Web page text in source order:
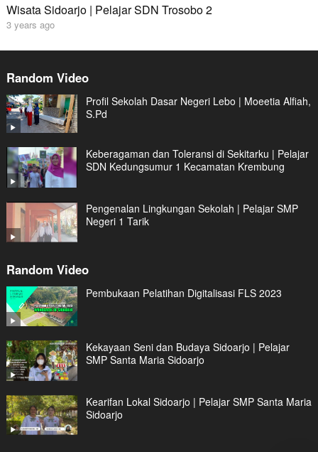
Wisata Sidoarjo | Pelajar SDN Trosobo 2
3 years ago
Random Video
Profil Sekolah Dasar Negeri Lebo | Moeetia Alfiah,
S.Pd
Keberagaman dan Toleransi di Sekitarku | Pelajar
SDN Kedungsumur 1 Kecamatan Krembung
Pengenalan Lingkungan Sekolah | Pelajar SMP
Negeri 1 Tarik
Random Video
Pembukaan Pelatihan Digitalisasi FLS 2023
Kekayaan Seni dan Budaya Sidoarjo | Pelajar
SMP Santa Maria Sidoarjo
Kearifan Lokal Sidoarjo | Pelajar SMP Santa Maria
Sidoarjo